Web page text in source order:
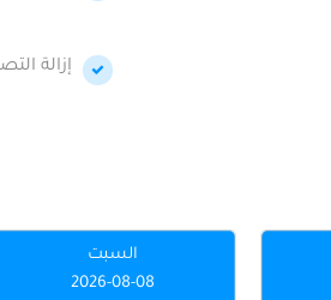
إزالة
السبت
2026-08-08